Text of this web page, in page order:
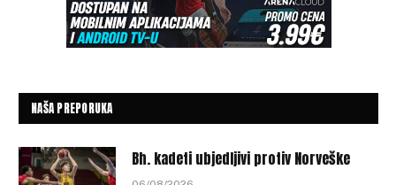
NAŠA PREPORUKA
Bh. kadeti ubjedljivi protiv Norveške